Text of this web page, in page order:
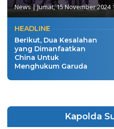
News|Jumat, 15 November 2024
HEADLINE
Berikut, Dua Kesalahan
yang Dimanfaatkan
China Untuk
Menghukum Garuda
Kapolda